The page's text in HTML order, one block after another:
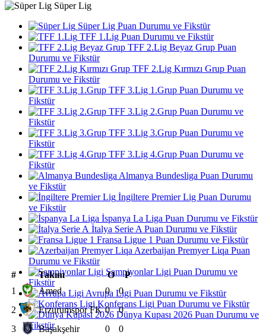
Süper Lig
Süper Lig Puan Durumu ve Fikstür
TFF 1.Lig Puan Durumu ve Fikstür
TFF 2.Lig Beyaz Grup Puan
Durumu ve Fikstür
TFF 2.Lig Kırmızı Grup Puan
Durumu ve Fikstür
TFF 3.Lig 1.Grup Puan Durumu ve
Fikstür
TFF 3.Lig 2.Grup Puan Durumu ve
Fikstür
TFF 3.Lig 3.Grup Puan Durumu ve
Fikstür
TFF 3.Lig 4.Grup Puan Durumu ve
Fikstür
Almanya Bundesliga Puan Durumu
ve Fikstür
İngiltere Premier Lig Puan Durumu
ve Fikstür
İspanya La Liga Puan Durumu ve Fikstür
İtalya Serie A Puan Durumu ve Fikstür
Fransa Ligue 1 Puan Durumu ve Fikstür
Azerbaijan Premyer Liqa Puan
Durumu ve Fikstür
Şampiyonlar Ligi Puan Durumu ve
Fikstür
Avrupa Ligi Puan Durumu ve Fikstür
Konferans Ligi Puan Durumu ve Fikstür
Dünya Kupası 2026 Puan Durumu ve
Fikstür
# Takım O
P
1
Amed 0
0
2
Erzurumspor FK 0
0
3
Başakşehir 0
0